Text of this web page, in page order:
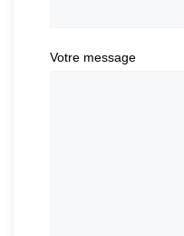
Votre message